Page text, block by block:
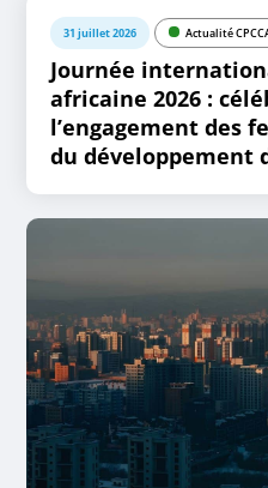
31 juillet 2026 Actualité
Journée
africaine 2026 :
l’engagement des
du développement